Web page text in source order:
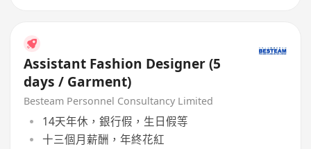
Assistant Fashion Designer (5
days / Garment)
Besteam Personnel Consultancy Limited
14天年休，銀行假，生日假等
十三個月薪酬，年終花紅